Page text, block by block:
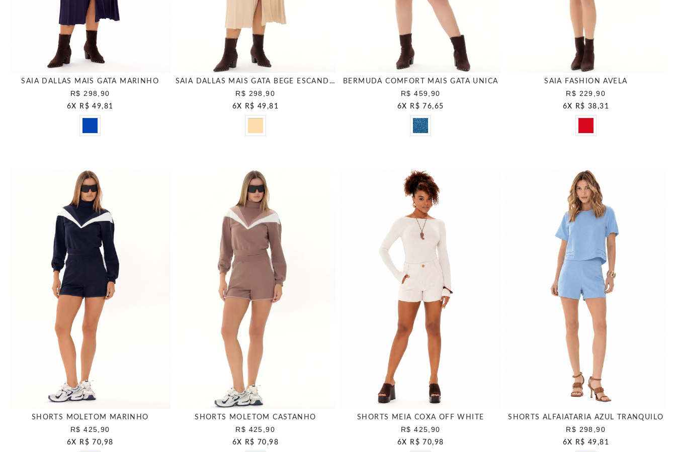
SAIA DALLAS MAIS GATA MARINHO
R$ 298,90
6X R$ 49,81
SAIA DALLAS MAIS GATA BEGE ESCANDINAVO
R$ 298,90
6X R$ 49,81
BERMUDA COMFORT MAIS GATA UNICA
R$ 459,90
6X R$ 76,65
SAIA FASHION AVELA
R$ 229,90
6X R$ 38,31
SHORTS MOLETOM MARINHO
R$ 425,90
6X R$ 70,98
SHORTS MOLETOM CASTANHO
R$ 425,90
6X R$ 70,98
SHORTS MEIA COXA OFF WHITE
R$ 425,90
6X R$ 70,98
SHORTS ALFAIATARIA AZUL TRANQUILO
R$ 298,90
6X R$ 49,81